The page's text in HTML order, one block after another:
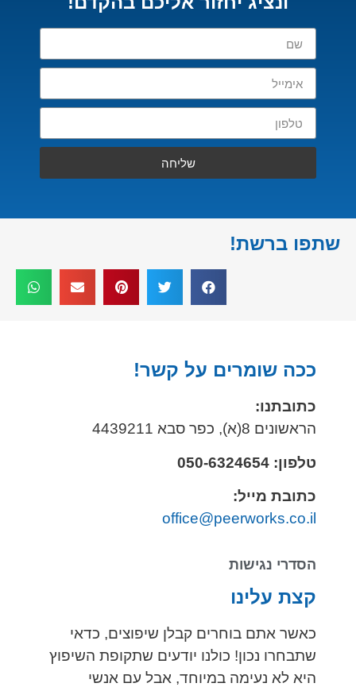
שליחה
שתפו ברשת!
ככה שומרים על קשר!
כתובתנו:
הראשונים 8(א), כפר סבא 4439211
טלפון: 050-6324654
כתובת מייל:
office@peerworks.co.il
הסדרי נגישות
קצת עלינו
כאשר אתם בוחרים קבלן שיפוצים, כדאי
שתבחרו נכון! כולנו יודעים שתקופת השיפוץ
היא לא נעימה במיוחד, אבל עם אנשי